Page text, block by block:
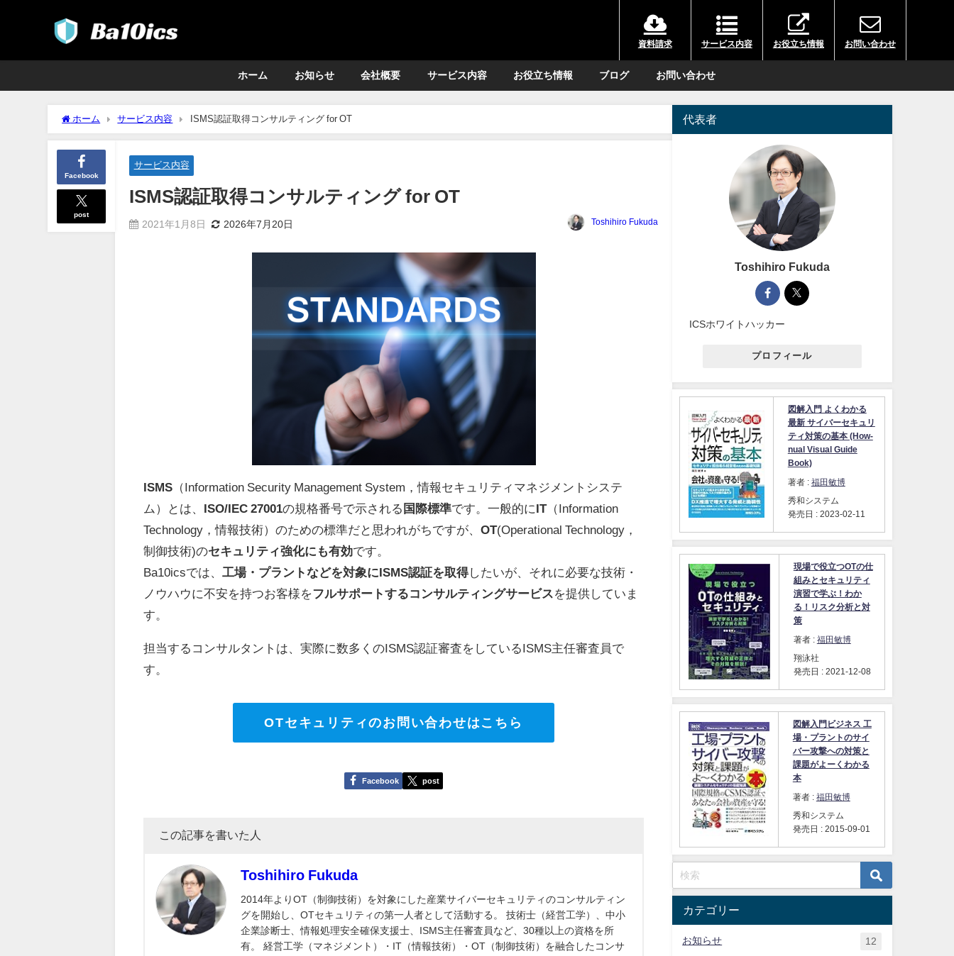
資料請求 サービス内容 お役立ち情報 お問い合わせ
ホーム お知らせ 会社概要 サービス内容 お役立ち情報 ブログ お問い合わせ
ホーム サービス内容 ISMS認証取得コンサルティング for OT
Facebook
post
サービス内容
ISMS認証取得コンサルティング for OT
2021年1月8日 2026年7月20日 Toshihiro Fukuda
ISMS （Information Security Management System，情報セキュリティマネジメントシステ
ム）とは、 ISO/IEC 27001の規格番号で示される 国際標準です。一般的にIT（Information
Technology，情報技術）のための標準だと思われがちですが、OT(Operational Technology，
制御技術)のセキュリティ強化にも有効です。
Ba10icsでは、 工場・プラントなどを対象にISMS認証を取得したいが、それに必要な技術・
ノウハウに不安を持つお客様をフルサポートするコンサルティングサービス を提供していま
す。
担当するコンサルタントは、実際に数多くのISMS認証審査をしているISMS主任審査員で
す。
OTセキュリティのお問い合わせはこちら
Facebook post
この記事を書いた人
Toshihiro Fukuda
2014年よりOT（制御技術）を対象にした産業サイバーセキュリティのコンサルティン
グを開始し、OTセキュリティの第一人者として活動する。 技術士（経営工学）、中小
企業診断士、情報処理安全確保支援士、ISMS主任審査員など、30種以上の資格を所
有。 経営工学（マネジメント）・IT（情報技術）・OT（制御技術）を融合したコンサ
代表者
Toshihiro Fukuda
ICSホワイトハッカー
プロフィール
図解入門 よくわかる
最新 サイバーセキュリ
ティ対策の基本 (How-
nual Visual Guide
Book)
著者 : 福田敏博
秀和システム
発売日 : 2023-02-11
現場で役立つOTの仕
組みとセキュリティ
演習で学ぶ！わか
る！リスク分析と対
策
著者 : 福田敏博
翔泳社
発売日 : 2021-12-08
図解入門ビジネス 工
場・プラントのサイ
バー攻撃への対策と
課題がよーくわかる
本
著者 : 福田敏博
秀和システム
発売日 : 2015-09-01
カテゴリー
お知らせ 12